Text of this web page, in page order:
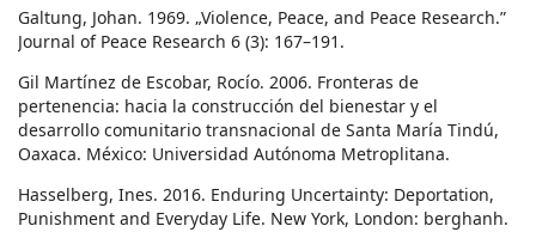
Galtung, Johan. 1969. „Violence, Peace, and Peace Research.”
Journal of Peace Research 6 (3): 167–191.
Gil Martínez de Escobar, Rocío. 2006. Fronteras de
pertenencia: hacia la construcción del bienestar y el
desarrollo comunitario transnacional de Santa María Tindú,
Oaxaca. México: Universidad Autónoma Metroplitana.
Hasselberg, Ines. 2016. Enduring Uncertainty: Deportation,
Punishment and Everyday Life. New York, London: berghanh.